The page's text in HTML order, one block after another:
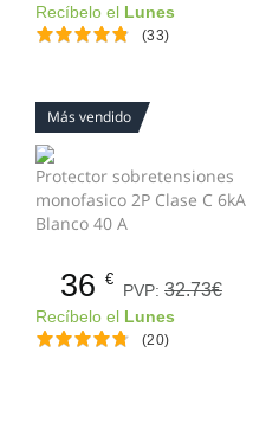
Recíbelo el Lunes
(33)
Más vendido
Protector sobretensiones
monofasico 2P Clase C 6kA
Blanco 40 A
36 €
PVP: 32.73€
Recíbelo el Lunes
(20)